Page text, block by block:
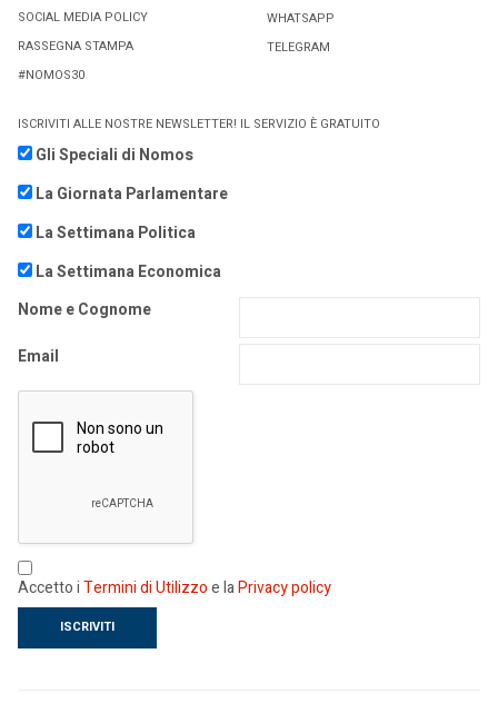
SOCIAL MEDIA POLICY
RASSEGNA STAMPA
#NOMOS30
WHATSAPP
TELEGRAM
ISCRIVITI ALLE NOSTRE NEWSLETTER! IL SERVIZIO È GRATUITO
Gli Speciali di Nomos
La Giornata Parlamentare
La Settimana Politica
La Settimana Economica
Nome e Cognome
Email
Accetto iTermini di Utilizzoe laPrivacy policy